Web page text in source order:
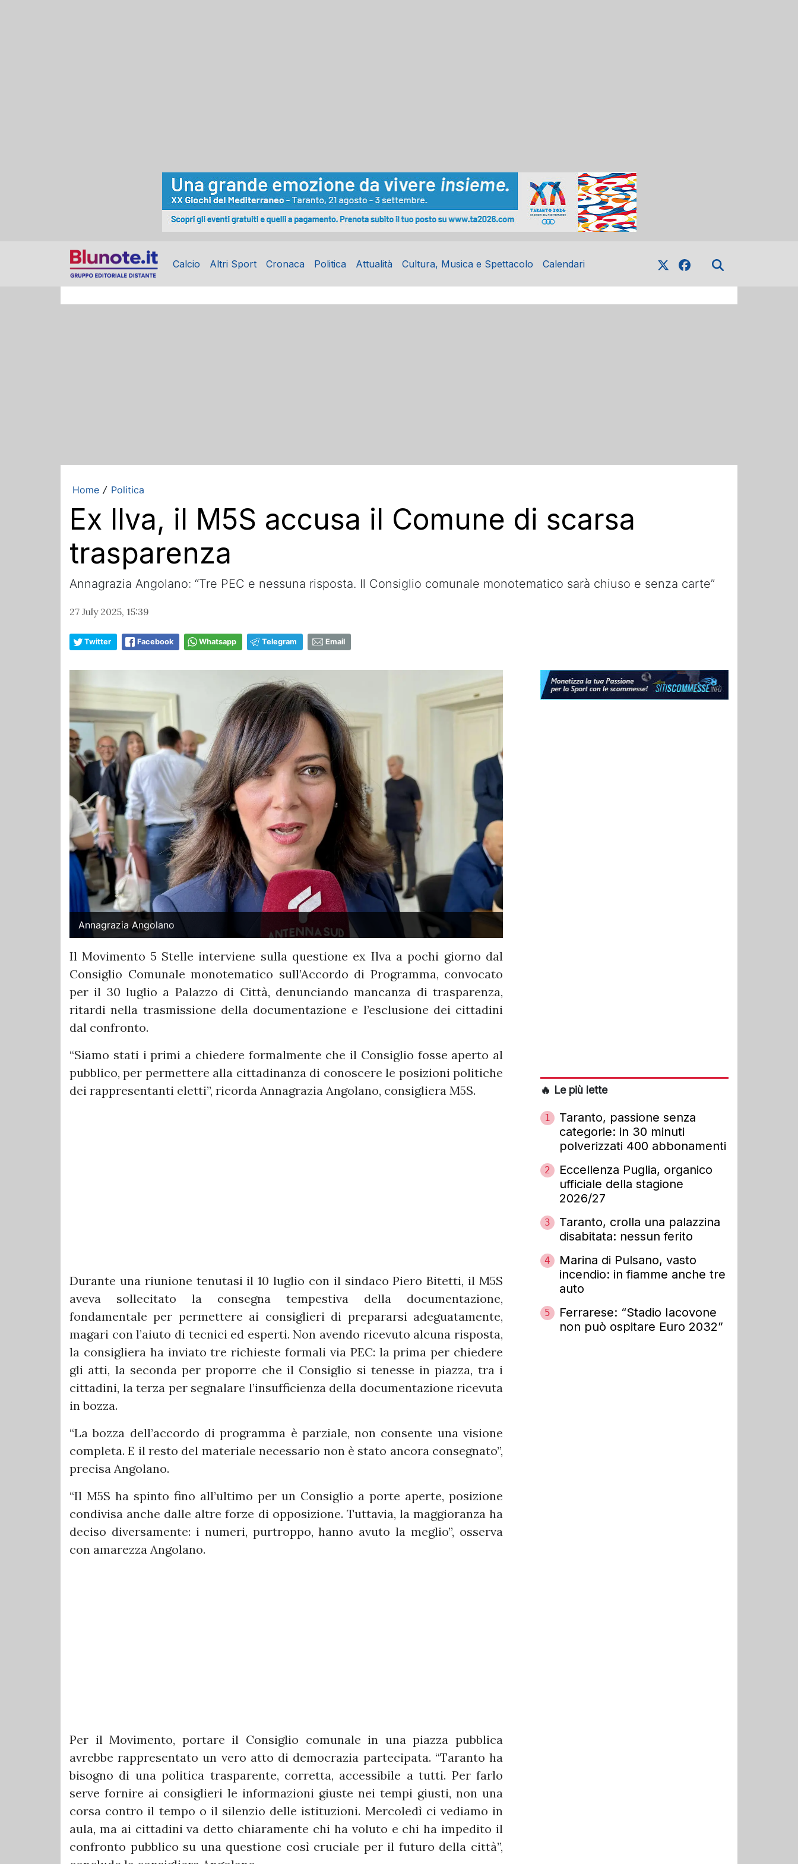
Calcio Altri Sport Cronaca Politica Attualità Cultura, Musica e Spettacolo Calendari
Home / Politica
Ex Ilva, il M5S accusa il Comune di scarsa
trasparenza
Annagrazia Angolano: “Tre PEC e nessuna risposta. Il Consiglio comunale monotematico sarà chiuso e senza carte”
27 July 2025, 15:39
Twitter Facebook Whatsapp Telegram Email
Annagrazia Angolano
Il Movimento 5 Stelle interviene sulla questione ex Ilva a pochi giorno dal
Consiglio Comunale monotematico sull’Accordo di Programma, convocato
per il 30 luglio a Palazzo di Città, denunciando mancanza di trasparenza,
ritardi nella trasmissione della documentazione e l’esclusione dei cittadini
dal confronto.
“Siamo stati i primi a chiedere formalmente che il Consiglio fosse aperto al
pubblico, per permettere alla cittadinanza di conoscere le posizioni politiche
dei rappresentanti eletti”, ricorda Annagrazia Angolano, consigliera M5S.
Durante una riunione tenutasi il 10 luglio con il sindaco Piero Bitetti, il M5S
aveva sollecitato la consegna tempestiva della documentazione,
fondamentale per permettere ai consiglieri di prepararsi adeguatamente,
magari con l’aiuto di tecnici ed esperti. Non avendo ricevuto alcuna risposta,
la consigliera ha inviato tre richieste formali via PEC: la prima per chiedere
gli atti, la seconda per proporre che il Consiglio si tenesse in piazza, tra i
cittadini, la terza per segnalare l’insufficienza della documentazione ricevuta
in bozza.
“La bozza dell’accordo di programma è parziale, non consente una visione
completa. E il resto del materiale necessario non è stato ancora consegnato”,
precisa Angolano.
“Il M5S ha spinto fino all’ultimo per un Consiglio a porte aperte, posizione
condivisa anche dalle altre forze di opposizione. Tuttavia, la maggioranza ha
deciso diversamente: i numeri, purtroppo, hanno avuto la meglio”, osserva
con amarezza Angolano.
Per il Movimento, portare il Consiglio comunale in una piazza pubblica
avrebbe rappresentato un vero atto di democrazia partecipata. “Taranto ha
bisogno di una politica trasparente, corretta, accessibile a tutti. Per farlo
serve fornire ai consiglieri le informazioni giuste nei tempi giusti, non una
corsa contro il tempo o il silenzio delle istituzioni. Mercoledì ci vediamo in
aula, ma ai cittadini va detto chiaramente chi ha voluto e chi ha impedito il
confronto pubblico su una questione così cruciale per il futuro della città”,
🔥 Le più lette
1
Taranto, passione senza
categorie: in 30 minuti
polverizzati 400 abbonamenti
2
Eccellenza Puglia, organico
ufficiale della stagione
2026/27
3
Taranto, crolla una palazzina
disabitata: nessun ferito
4
Marina di Pulsano, vasto
incendio: in fiamme anche tre
auto
5
Ferrarese: “Stadio Iacovone
non può ospitare Euro 2032”